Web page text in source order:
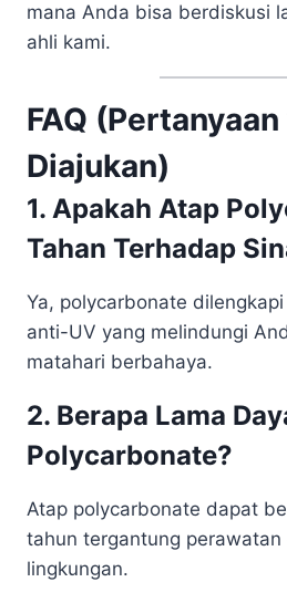
mana Anda bisa berdiskusi
ahli kami.
FAQ
Diajukan)
1. Apakah Atap
Tahan Terhadap
Ya, polycarbonate
anti-UV yang melindungi
matahari berbahaya.
2. Berapa Lama
Polycarbonate?
Atap polycarbonate dapat
tahun tergantung perawatan
lingkungan.